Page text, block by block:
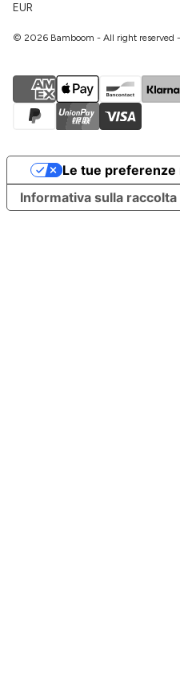
EUR
© 2026 Bamboom - All right reserved
Informativa sulla raccolta
Le tue preferenze